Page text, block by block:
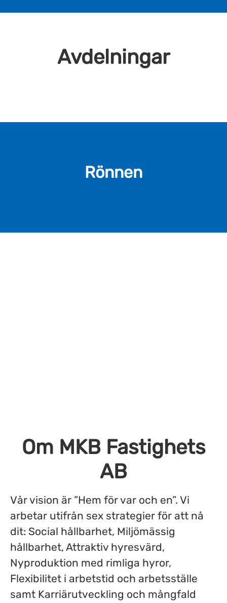
Avdelningar
Rönnen
Om MKB Fastighets
AB
Vår vision är ”Hem för var och en”. Vi
arbetar utifrån sex strategier för att nå
dit: Social hållbarhet, Miljömässig
hållbarhet, Attraktiv hyresvärd,
Nyproduktion med rimliga hyror,
Flexibilitet i arbetstid och arbetsställe
samt Karriärutveckling och mångfald